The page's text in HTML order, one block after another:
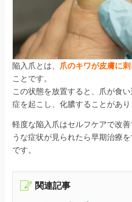
陥入爪とは、 爪のキワが皮膚に
ことです。
この状態を放置すると、爪が食
症を起こし、 化膿することがあり
軽度な陥入爪はセルフケアで改
うな症状が見られたら早期治療
です。
関連記事